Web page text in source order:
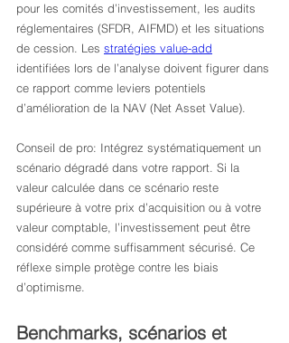
pour les comités d’investissement, les audits
réglementaires (SFDR, AIFMD) et les situations
de cession. Les stratégies value-add
identifiées lors de l’analyse doivent figurer dans
ce rapport comme leviers potentiels
d’amélioration de la NAV (Net Asset Value).
Conseil de pro: Intégrez systématiquement un
scénario dégradé dans votre rapport. Si la
valeur calculée dans ce scénario reste
supérieure à votre prix d’acquisition ou à votre
valeur comptable, l’investissement peut être
considéré comme suffisamment sécurisé. Ce
réflexe simple protège contre les biais
d’optimisme.
Benchmarks, scénarios et